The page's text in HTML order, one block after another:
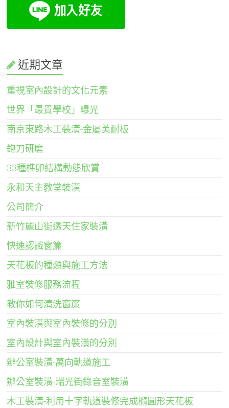
近期文章
重視室內設計的文化元素
世界「最貴學校」曝光
南京東路木工裝潢-金屬美耐板
鉋刀研磨
33種榫卯結構動態欣賞
永和天主教堂裝潢
公司簡介
新竹麗山街透天住家裝潢
快速認識窗簾
天花板的種類與施工方法
雅室裝修服務流程
教你如何清洗窗簾
室內裝潢與室內裝修的分別
室內設計與室內裝潢的分別
辦公室裝潢-萬向軌道施工
辦公室裝潢-瑞光街錄音室裝潢
木工裝潢-利用十字軌道裝修完成橢圓形天花板